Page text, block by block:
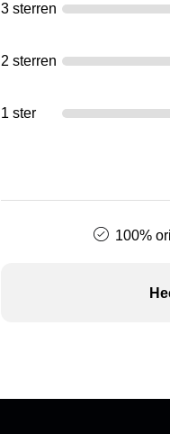
3 sterren
2 sterren
1 ster
100%